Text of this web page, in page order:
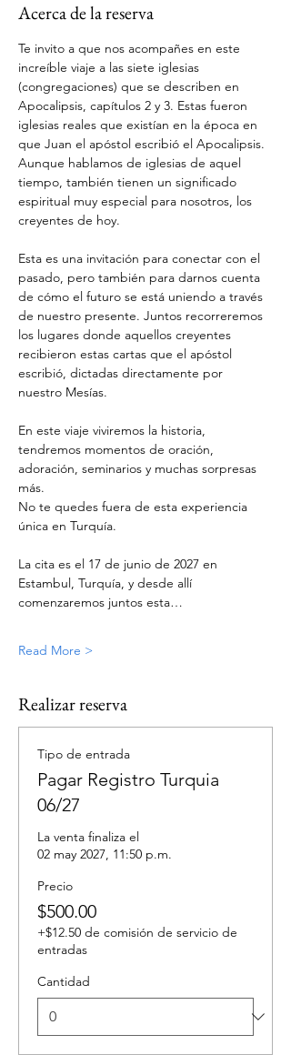
Acerca de la reserva
Te invito a que nos acompañes en este
increíble viaje a las siete iglesias
(congregaciones) que se describen en
Apocalipsis, capítulos 2 y 3. Estas fueron
iglesias reales que existían en la época en
que Juan el apóstol escribió el Apocalipsis.
Aunque hablamos de iglesias de aquel
tiempo, también tienen un significado
espiritual muy especial para nosotros, los
creyentes de hoy.
Esta es una invitación para conectar con el
pasado, pero también para darnos cuenta
de cómo el futuro se está uniendo a través
de nuestro presente. Juntos recorreremos
los lugares donde aquellos creyentes
recibieron estas cartas que el apóstol
escribió, dictadas directamente por
nuestro Mesías.
En este viaje viviremos la historia,
tendremos momentos de oración,
adoración, seminarios y muchas sorpresas
más.
No te quedes fuera de esta experiencia
única en Turquía.
La cita es el 17 de junio de 2027 en
Estambul, Turquía, y desde allí
comenzaremos juntos esta…
Read More >
Realizar reserva
Tipo de entrada
Pagar Registro Turquia
06/27
La venta finaliza el
02 may 2027, 11:50 p.m.
Precio
$500.00
+$12.50 de comisión de servicio de
entradas
Cantidad